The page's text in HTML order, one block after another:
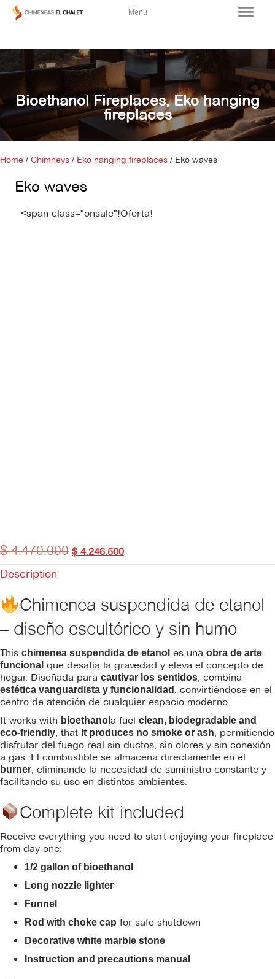
Menu
Bioethanol Fireplaces,Eko hanging
fireplaces
Home / Chimneys / Eko hanging fireplaces / Eko waves
Eko waves
<span class="onsale"!Oferta!
$4.470.000 $ 4.246.500
Description
Chimenea suspendida de etanol
– diseño escultórico y sin humo
This chimenea suspendida de etanol es una obra de arte
funcional que desafía la gravedad y eleva el concepto de
hogar. Diseñada para cautivar los sentidos, combina
estética vanguardista y funcionalidad , convirtiéndose en el
centro de atención de cualquier espacio moderno.
It works with bioethanol a fuel clean, biodegradable and
eco-friendly, that It produces no smoke or ash, permitiendo
disfrutar del fuego real sin ductos, sin olores y sin conexión
a gas. El combustible se almacena directamente en el
burner, eliminando la necesidad de suministro constante y
facilitando su uso en distintos ambientes.
Complete kit included
Receive everything you need to start enjoying your fireplace
from day one:
1/2 gallon of bioethanol
Long nozzle lighter
Funnel
Rod with choke cap for safe shutdown
Decorative white marble stone
Instruction and precautions manual